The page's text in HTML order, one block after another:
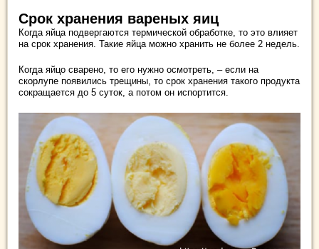
Срок хранения вареных яиц
Когда яйца подвергаются термической обработке, то это влияет
на срок хранения. Такие яйца можно хранить не более 2 недель.
Когда яйцо сварено, то его нужно осмотреть, – если на
скорлупе появились трещины, то срок хранения такого продукта
сокращается до 5 суток, а потом он испортится.